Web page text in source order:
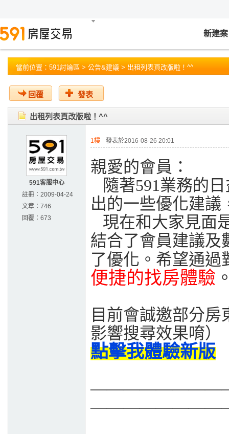
新建案
當前位置： 591討論區 > 公告&建議 > 出租列表頁改版啦！^^
回覆 發表
出租列表頁改版啦！^^
591客服中心
註冊： 2009-04-24
文章： 746
回覆： 673
1樓 發表於2016-08-26 20:01
親愛的會員：
隨著591業務的
出的一些優化建議
現在和大家見面
結合了會員建議及
了優化。希望通過
便捷的找房體驗
目前會誠邀部分
影響搜尋效果唷）
點擊我體驗新版